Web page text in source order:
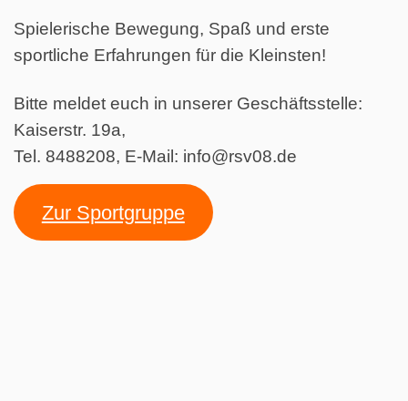
Spielerische Bewegung, Spaß und erste
sportliche Erfahrungen für die Kleinsten!
Bitte meldet euch in unserer Geschäftsstelle:
Kaiserstr. 19a,
Tel. 8488208, E-Mail: info@rsv08.de
Zur Sportgruppe